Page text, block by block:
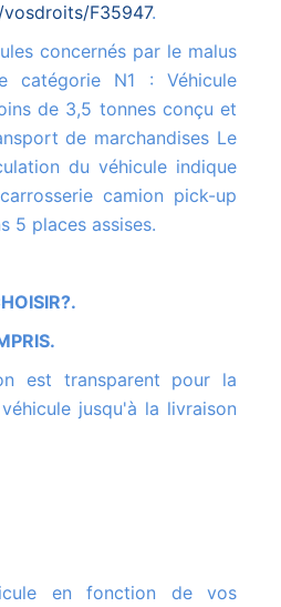
F35947.
catégorie N1 : Véhicule
de 3,5 tonnes conçu et
de marchandises Le
du véhicule indique
camion pick-up
5 places assises.
jusqu'à la livraison